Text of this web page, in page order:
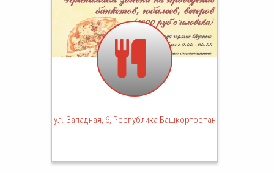
ул. Западная, 6, Республика Башкортостан